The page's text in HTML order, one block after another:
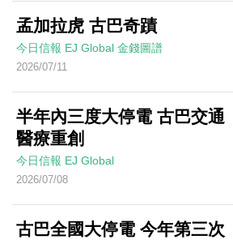
孟加拉虎 古巴奇蹟
今日信報 EJ Global 金錢圖譜
2026/07/11
半年內三度大停電 古巴交通
醫療重創
今日信報 EJ Global
2026/07/08
古巴全國大停電 今年第三次